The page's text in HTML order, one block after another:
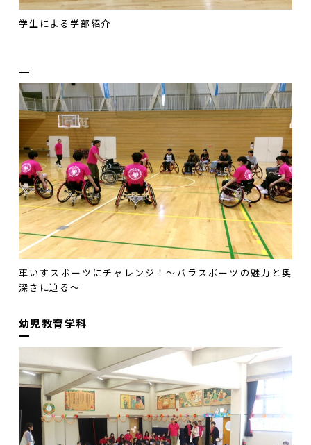
学生による学部紹介
車いすスポーツにチャレンジ！～パラスポーツの魅力と奥
深さに迫る～
幼児教育学科